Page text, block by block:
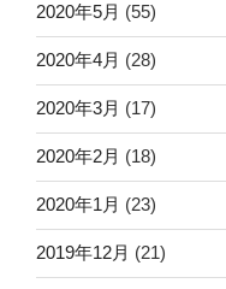
2020年5月 (55)
2020年4月 (28)
2020年3月 (17)
2020年2月 (18)
2020年1月 (23)
2019年12月 (21)